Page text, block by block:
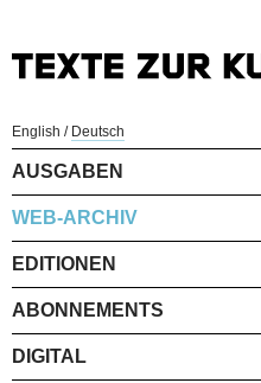
English / Deutsch
AUSGABEN
WEB-ARCHIV
EDITIONEN
ABONNEMENTS
DIGITAL